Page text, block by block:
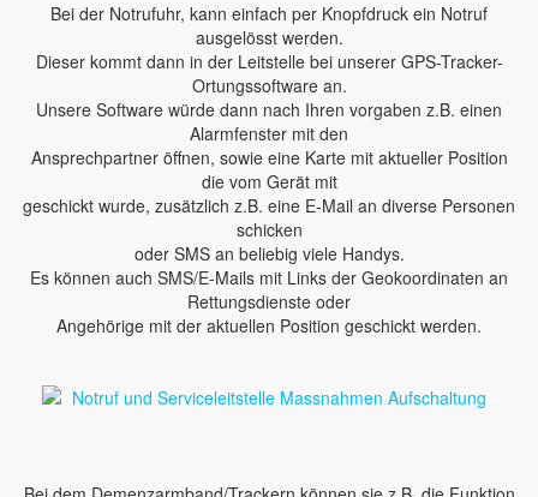
Bei der Notrufuhr, kann einfach per Knopfdruck ein Notruf
ausgelösst werden.
Dieser kommt dann in der Leitstelle bei unserer GPS-Tracker-
Ortungssoftware an.
Unsere Software würde dann nach Ihren vorgaben z.B. einen
Alarmfenster mit den
Ansprechpartner öffnen, sowie eine Karte mit aktueller Position
die vom Gerät mit
geschickt wurde, zusätzlich z.B. eine E-Mail an diverse Personen
schicken
oder SMS an beliebig viele Handys.
Es können auch SMS/E-Mails mit Links der Geokoordinaten an
Rettungsdienste oder
Angehörige mit der aktuellen Position geschickt werden.